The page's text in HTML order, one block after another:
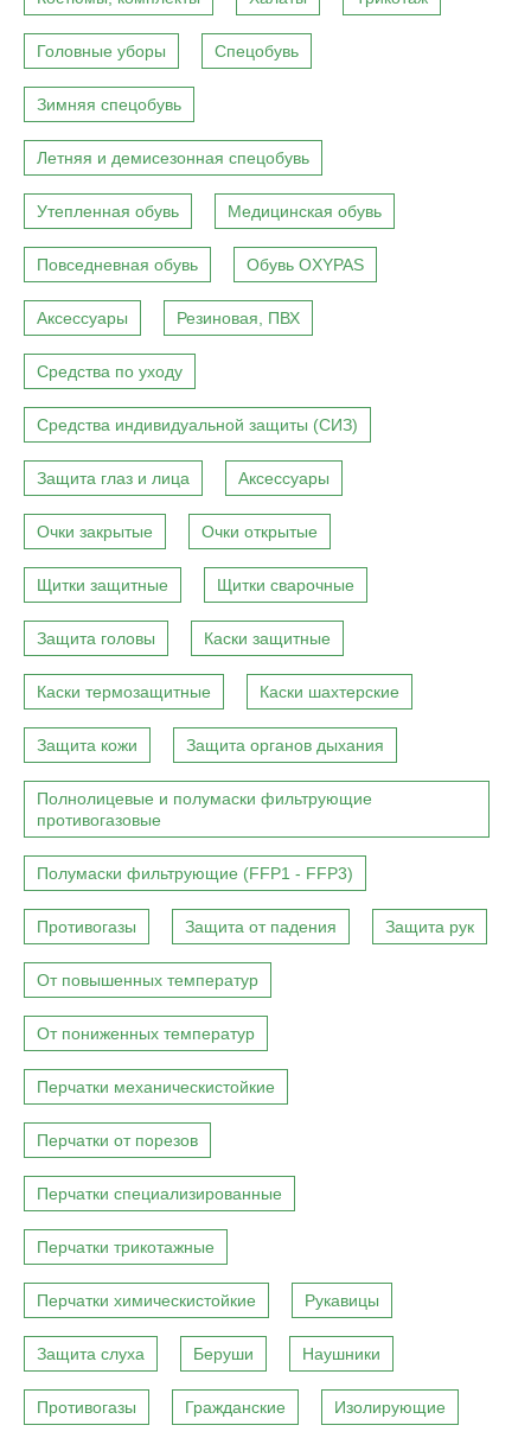
Головные уборы Спецобувь
Зимняя спецобувь
Летняя и демисезонная спецобувь
Утепленная обувь Медицинская обувь
Повседневная обувь Обувь OXYPAS
Аксессуары Резиновая, ПВХ
Средства по уходу
Средства индивидуальной защиты (СИЗ)
Защита глаз и лица Аксессуары
Очки закрытые Очки открытые
Щитки защитные Щитки сварочные
Защита головы Каски защитные
Каски термозащитные Каски шахтерские
Защита кожи Защита органов дыхания
Полнолицевые и полумаски фильтрующие
противогазовые
Полумаски фильтрующие (FFP1 - FFP3)
Противогазы Защита от падения Защита рук
От повышенных температур
От пониженных температур
Перчатки механическистойкие
Перчатки от порезов
Перчатки специализированные
Перчатки трикотажные
Перчатки химическистойкие Рукавицы
Защита слуха Беруши Наушники
Противогазы Гражданские Изолирующие